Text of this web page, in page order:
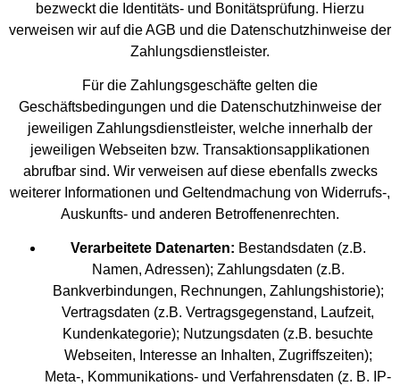
bezweckt die Identitäts- und Bonitätsprüfung. Hierzu
verweisen wir auf die AGB und die Datenschutzhinweise der
Zahlungsdienstleister.
Für die Zahlungsgeschäfte gelten die
Geschäftsbedingungen und die Datenschutzhinweise der
jeweiligen Zahlungsdienstleister, welche innerhalb der
jeweiligen Webseiten bzw. Transaktionsapplikationen
abrufbar sind. Wir verweisen auf diese ebenfalls zwecks
weiterer Informationen und Geltendmachung von Widerrufs-,
Auskunfts- und anderen Betroffenenrechten.
Verarbeitete Datenarten: Bestandsdaten (z.B.
Namen, Adressen); Zahlungsdaten (z.B.
Bankverbindungen, Rechnungen, Zahlungshistorie);
Vertragsdaten (z.B. Vertragsgegenstand, Laufzeit,
Kundenkategorie); Nutzungsdaten (z.B. besuchte
Webseiten, Interesse an Inhalten, Zugriffszeiten);
Meta-, Kommunikations- und Verfahrensdaten (z. B. IP-